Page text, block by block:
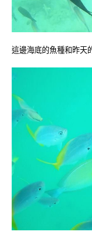
這邊海底的魚種和昨天